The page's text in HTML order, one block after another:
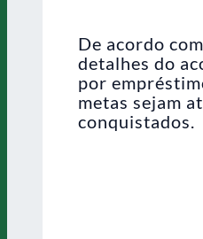
De acordo
detalhes do
por
metas sejam
conquistados.